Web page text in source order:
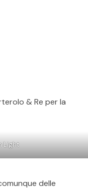
& Re per la
Light
delle